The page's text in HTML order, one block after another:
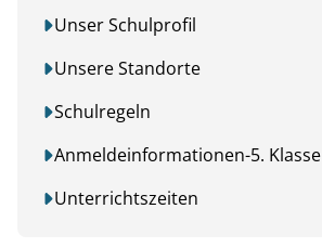
Unser Schulprofil
Unsere Standorte
Schulregeln
Anmeldeinformationen-5. Klasse
Unterrichtszeiten